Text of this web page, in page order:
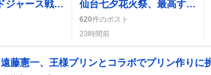
大谷翔平、ドジャース戦で先頭打者25号ホームランにファン歓喜の声 仙台七夕花火祭、最高すぎた！音だけでも楽しめるとSNSで大盛り上がり
620件のポスト
23時間前